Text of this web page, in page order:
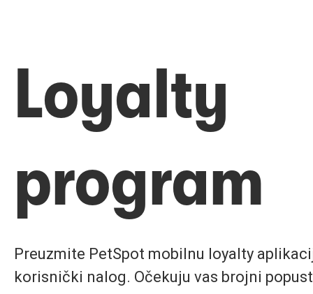
Loyalty
program
Preuzmite PetSpot mobilnu loyalty
korisnički nalog. Očekuju vas brojni